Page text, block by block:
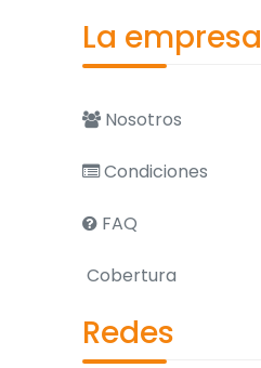
La empresa
Nosotros
Condiciones
FAQ
Cobertura
Redes